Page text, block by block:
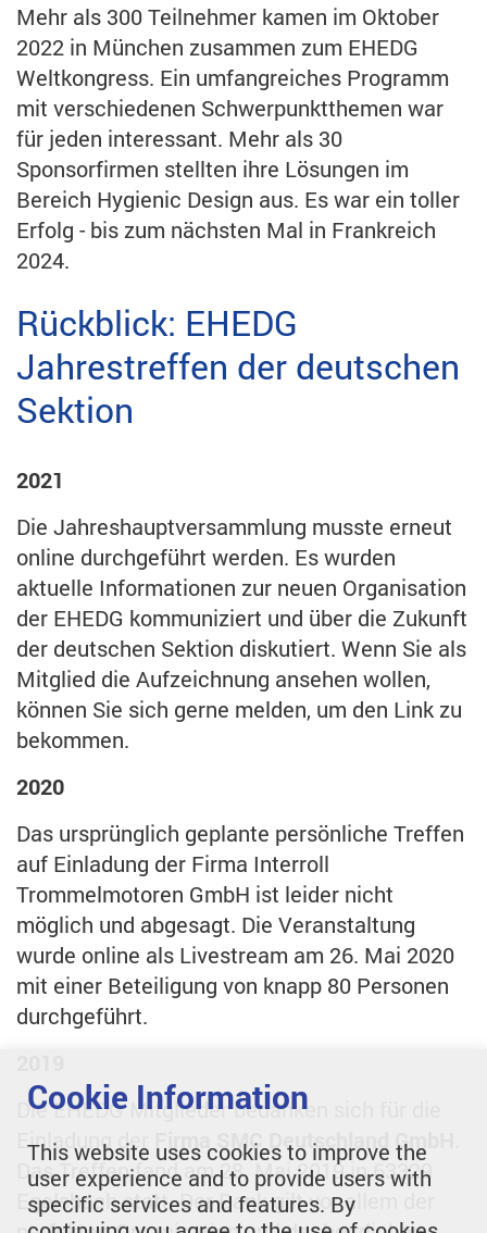
Mehr als 300 Teilnehmer kamen im Oktober
2022 in München zusammen zum EHEDG
Weltkongress. Ein umfangreiches Programm
mit verschiedenen Schwerpunktthemen war
für jeden interessant. Mehr als 30
Sponsorfirmen stellten ihre Lösungen im
Bereich Hygienic Design aus. Es war ein toller
Erfolg - bis zum nächsten Mal in Frankreich
2024.
Rückblick: EHEDG
Jahrestreffen der deutschen
Sektion
2021
Die Jahreshauptversammlung musste erneut
online durchgeführt werden. Es wurden
aktuelle Informationen zur neuen Organisation
der EHEDG kommuniziert und über die Zukunft
der deutschen Sektion diskutiert. Wenn Sie als
Mitglied die Aufzeichnung ansehen wollen,
können Sie sich gerne melden, um den Link zu
bekommen.
2020
Das ursprünglich geplante persönliche Treffen
auf Einladung der Firma Interroll
Trommelmotoren GmbH ist leider nicht
möglich und abgesagt. Die Veranstaltung
wurde online als Livestream am 26. Mai 2020
mit einer Beteiligung von knapp 80 Personen
durchgeführt.
Die EHEDG Mitglieder bedanken sich für die
Einladung der
Firma SMC Deutschland GmbH
Das Treffen fand am 28. Mai 2019 in 63329
Egelsbach statt. Der Dank gilt vor allem der
Cookie Information
This website uses cookies to improve the
user experience and to provide users with
specific services and features. By